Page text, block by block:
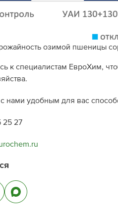
озимой пшеницы
к специалистам ЕвроХим,
нами удобным для вас
25 27